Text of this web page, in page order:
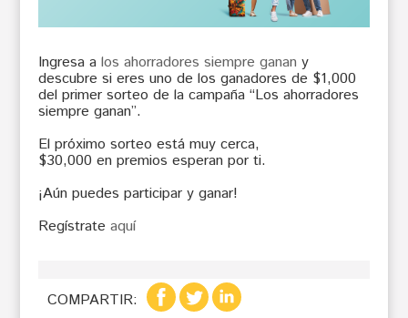
Ingresa alos ahorradores siempre ganan y
descubre si eres uno de los ganadores de $1,000
del primer sorteo de la campaña “Los ahorradores
siempre ganan”.
El próximo sorteo está muy cerca,
$30,000 en premios esperan por ti.
¡Aún puedes participar y ganar!
Regístrate aquí
COMPARTIR: